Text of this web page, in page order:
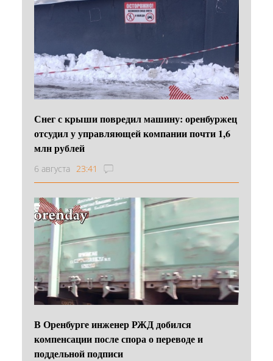
Снег с крыши повредил машину: оренбуржец
отсудил у управляющей компании почти 1,6
млн рублей
6 августа 23:41
В Оренбурге инженер РЖД добился
компенсации после спора о переводе и
поддельной подписи